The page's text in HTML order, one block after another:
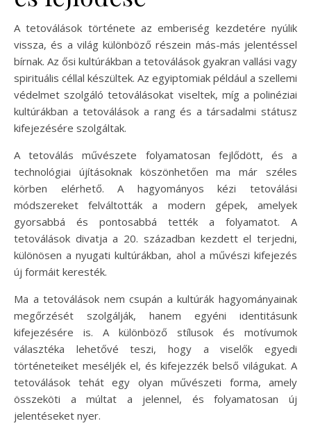
A tetoválások története az emberiség kezdetére nyúlik
vissza, és a világ különböző részein más-más jelentéssel
bírnak. Az ősi kultúrákban a tetoválások gyakran vallási vagy
spirituális céllal készültek. Az egyiptomiak például a szellemi
védelmet szolgáló tetoválásokat viseltek, míg a polinéziai
kultúrákban a tetoválások a rang és a társadalmi státusz
kifejezésére szolgáltak.
A tetoválás művészete folyamatosan fejlődött, és a
technológiai újításoknak köszönhetően ma már széles
körben elérhető. A hagyományos kézi tetoválási
módszereket felváltották a modern gépek, amelyek
gyorsabbá és pontosabbá tették a folyamatot. A
tetoválások divatja a 20. században kezdett el terjedni,
különösen a nyugati kultúrákban, ahol a művészi kifejezés
új formáit keresték.
Ma a tetoválások nem csupán a kultúrák hagyományainak
megőrzését szolgálják, hanem egyéni identitásunk
kifejezésére is. A különböző stílusok és motívumok
választéka lehetővé teszi, hogy a viselők egyedi
történeteiket meséljék el, és kifejezzék belső világukat. A
tetoválások tehát egy olyan művészeti forma, amely
összeköti a múltat a jelennel, és folyamatosan új
jelentéseket nyer.